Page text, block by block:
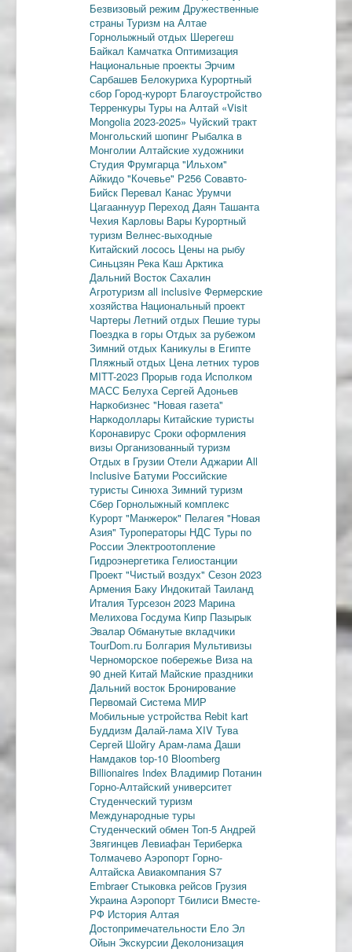
Безвизовый режим Дружественные
страны Туризм на Алтае
Горнолыжный отдых Шерегеш
Байкал Камчатка Оптимизация
Национальные проекты Эрчим
Сарбашев Белокуриха Курортный
сбор Город-курорт Благоустройство
Терренкуры Туры на Алтай «Visit
Mongolia 2023-2025» Чуйский тракт
Монгольский шопинг Рыбалка в
Монголии Алтайские художники
Студия Фрумгарца "Ильхом"
Айкидо "Кочевье" Р256 Совавто-
Бийск Перевал Канас Урумчи
Цагааннуур Переход Даян Ташанта
Чехия Карловы Вары Курортный
туризм Велнес-выходные
Китайский лосось Цены на рыбу
Синьцзян Река Каш Арктика
Дальний Восток Сахалин
Агротуризм all inclusive Фермерские
хозяйства Национальный проект
Чартеры Летний отдых Пешие туры
Поездка в горы Отдых за рубежом
Зимний отдых Каникулы в Египте
Пляжный отдых Цена летних туров
MITT-2023 Прорыв года Исполком
МАСС Белуха Сергей Адоньев
Наркобизнес "Новая газета"
Наркодоллары Китайские туристы
Коронавирус Сроки оформления
визы Организованный туризм
Отдых в Грузии Отели Аджарии All
Inclusive Батуми Российские
туристы Синюха Зимний туризм
Сбер Горнолыжный комплекс
Курорт "Манжерок" Пелагея "Новая
Азия" Туроператоры НДС Туры по
России Электроотопление
Гидроэнергетика Гелиостанции
Проект "Чистый воздух" Сезон 2023
Армения Баку Индокитай Таиланд
Италия Турсезон 2023 Марина
Мелихова Госдума Кипр Пазырык
Эвалар Обманутые вкладчики
TourDom.ru Болгария Мультивизы
Черноморское побережье Виза на
90 дней Китай Майские праздники
Дальний восток Бронирование
Первомай Система МИР
Мобильные устройства Rebit kart
Буддизм Далай-лама XIV Тува
Сергей Шойгу Арам-лама Даши
Намдаков top-10 Bloomberg
Billionaires Index Владимир Потанин
Горно-Алтайский университет
Студенческий туризм
Международные туры
Студенческий обмен Топ-5 Андрей
Звягинцев Левиафан Териберка
Толмачево Аэропорт Горно-
Алтайска Авиакомпания S7
EmbraerСтыковка рейсов Грузия
Украина Аэропорт Тбилиси Вместе-
РФ История Алтая
Достопримечательности Ело Эл
Ойын Экскурсии Деколонизация